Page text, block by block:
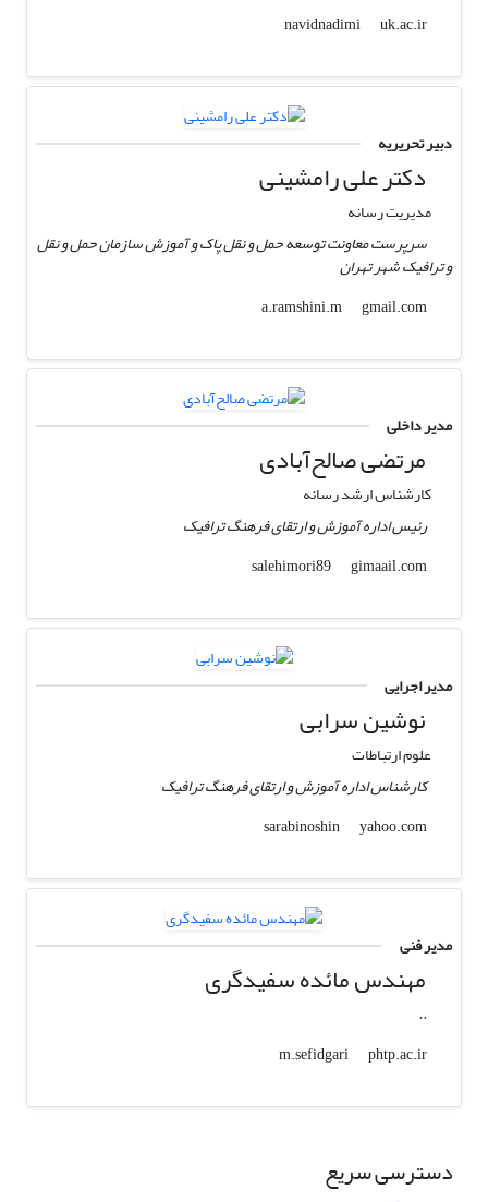
navidnadimi
uk.ac.ir
دبیر تحریریه
دکتر علی رامشینی
مدیریت رسانه
سرپرست معاونت توسعه حمل و نقل پاک و آموزش سازمان حمل و نقل
و ترافیک شهر تهران
a.ramshini.m
gmail.com
مدیر داخلی
مرتضی صالح‌آبادی
کارشناس ارشد رسانه
رئیس اداره آموزش و ارتقای فرهنگ ترافیک
salehimori89
gimaail.com
مدیر اجرایی
نوشین سرابی
علوم ارتباطات
کارشناس اداره آموزش و ارتقای فرهنگ ترافیک
sarabinoshin
yahoo.com
مدیر فنی
مهندس مائده سفیدگری
..
m.sefidgari
phtp.ac.ir
دسترسی سریع